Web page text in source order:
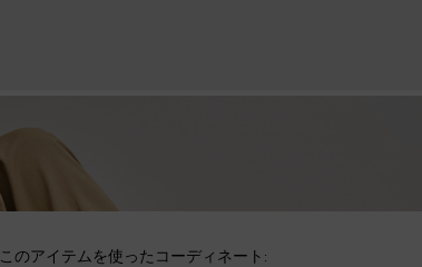
このアイテムを使ったコーディネート: